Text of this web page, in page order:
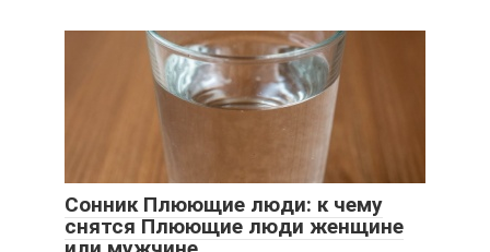
Сонник Плюющие люди: к чему
снятся Плюющие люди женщине